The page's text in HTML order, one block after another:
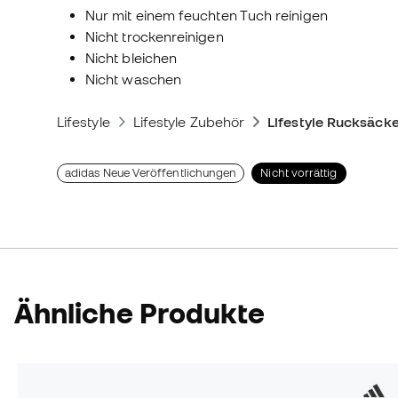
Nur mit einem feuchten Tuch reinigen
Nicht trockenreinigen
Nicht bleichen
Nicht waschen
Lifestyle Lifestyle Zubehör Lifestyle
adidas Neue Veröffentlichungen Nicht vorrättig
Ähnliche Produkte